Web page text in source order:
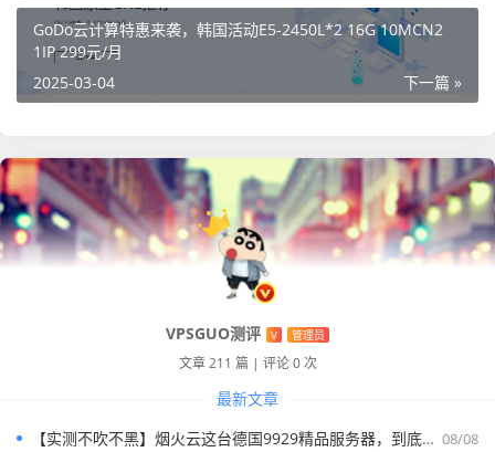
2.官方网站:
官网链接:
知捷云-优质国内高防云服务器提供者
3.托管业务:
苏州&四川数据中心(散托)
U位 宽带 防御 价格
300G
50M 300G
4U 50M 300G 800/月
GoDo云计算特惠来袭，韩国活动E5-2450L*2 16G 10MCN2
1IP 299元/月
下一篇 »
2025-03-04
VPSGUO测评 V 管理员
文章 211 篇 | 评论 0 次
最新文章
08/08
【实测不吹不黑】烟火云这台德国9929精品服务器，到底能不能打？